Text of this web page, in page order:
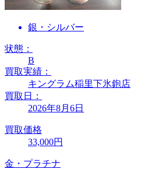
銀・シルバー
状態：
B
買取実績：
キングラム稲里下氷鉋店
買取日：
2026年8月6日
買取価格
33,000円
金・プラチナ